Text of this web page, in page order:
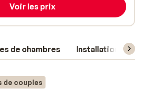
de chambres Installations
de couples
Voir les prix